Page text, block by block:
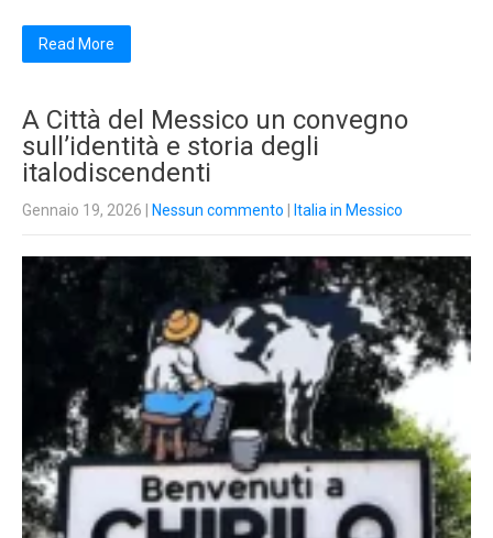
Read More
A Città del Messico un convegno
sull’identità e storia degli
italodiscendenti
Gennaio 19, 2026 Nessun commento Italia in Messico